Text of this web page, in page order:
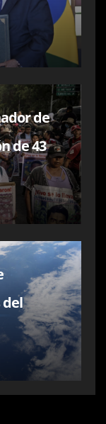
de
de 43
del